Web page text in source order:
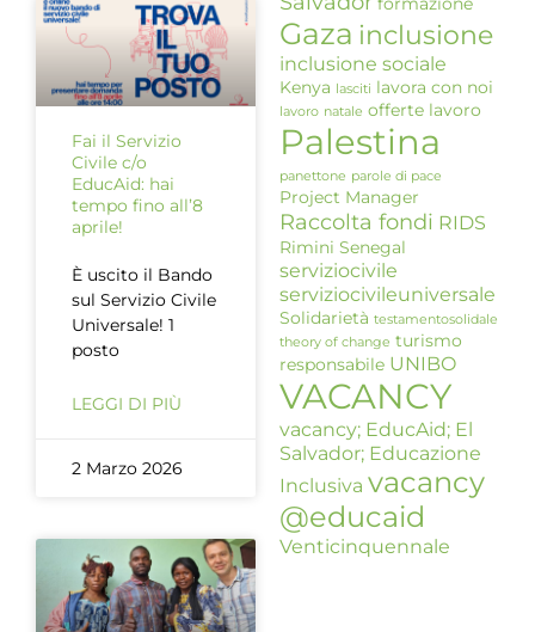
Fai il Servizio
Civile c/o
EducAid: hai
tempo fino all’8
aprile!
È uscito il Bando
sul Servizio Civile
Universale! 1
posto
LEGGI DI PIÙ
2 Marzo 2026
Gaza inclusione
inclusione sociale
Kenya lasciti lavora con noi
lavoro natale offerte lavoro
Palestina
panettone parole di pace
Project Manager
Raccolta fondi RIDS
Rimini Senegal
serviziocivile
serviziocivileuniversale
Solidarietà testamentosolidale
theory of change turismo
responsabile UNIBO
VACANCY
vacancy; EducAid; El
Salvador; Educazione
Inclusiva vacancy
@educaid
Venticinquennale